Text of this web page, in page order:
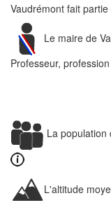
Vaudrémont fait partie
Le maire de
Professeur,
La population
L'altitude